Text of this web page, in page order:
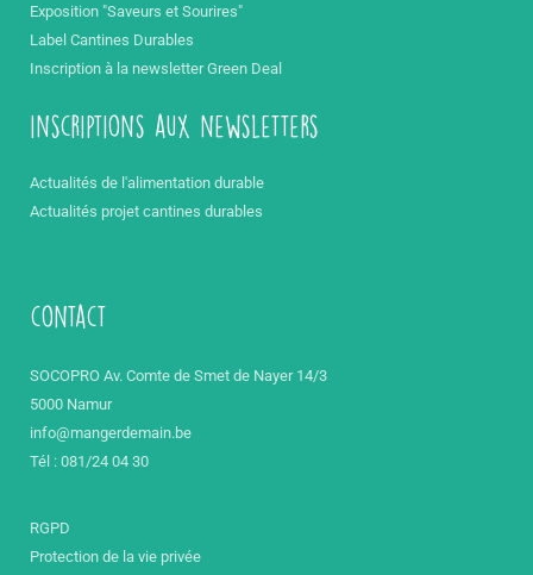
Exposition "Saveurs et Sourires"
Label Cantines Durables
Inscription à la newsletter Green Deal
inscriptions aux newsletters
Actualités de l'alimentation durable
Actualités projet cantines durables
contact
SOCOPRO Av. Comte de Smet de Nayer 14/3
5000 Namur
info@mangerdemain.be
Tél : 081/24 04 30
RGPD
Protection de la vie privée